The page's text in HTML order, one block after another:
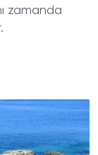
zamanda